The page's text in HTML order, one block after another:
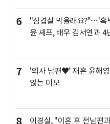
6
"삼겹살 먹을래요?"…'흑
윤 셰프, 배우 김서연과 4
7
'의사 남편♥' 재혼 윤해
않는 미모
이경실, "이혼 후 전남편